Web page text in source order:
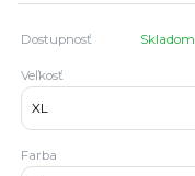
Dostupnosť Skladom
Veľkosť
Farba